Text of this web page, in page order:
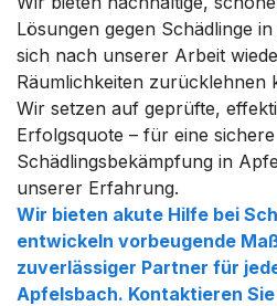
Lösungen gegen Schädlinge
sich nach unserer Arbeit
Räumlichkeiten zurücklehnen
Wir setzen auf geprüfte,
Erfolgsquote – für eine
Schädlingsbekämpfung in
unserer Erfahrung.
Wir bieten akute Hilfe bei
entwickeln vorbeugende
zuverlässiger Partner für
Apfelsbach. Kontaktieren